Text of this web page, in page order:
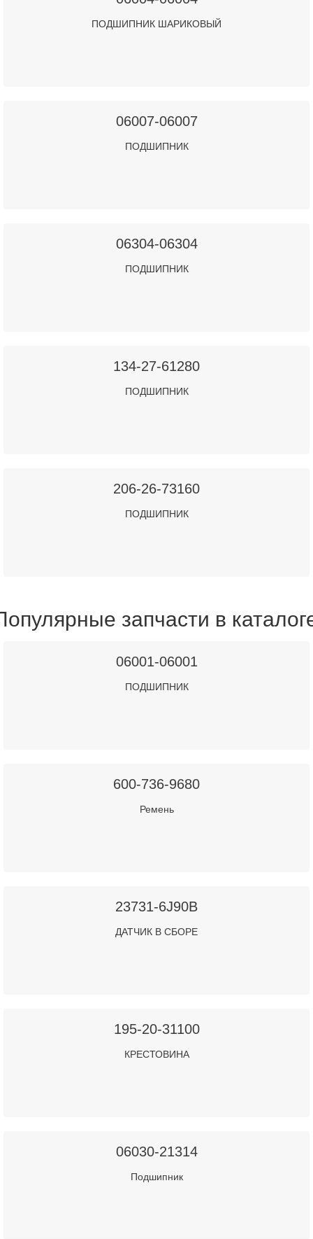
ПОДШИПНИК ШАРИКОВЫЙ
06007-06007
ПОДШИПНИК
06304-06304
ПОДШИПНИК
134-27-61280
ПОДШИПНИК
206-26-73160
ПОДШИПНИК
запчасти в
06001-06001
ПОДШИПНИК
600-736-9680
Ремень
23731-6J90B
ДАТЧИК В СБОРЕ
195-20-31100
КРЕСТОВИНА
06030-21314
Подшипник